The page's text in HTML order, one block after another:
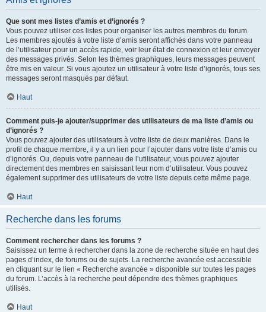
Que sont mes listes d’amis et d’ignorés ?
Vous pouvez utiliser ces listes pour organiser les autres membres du forum.
Les membres ajoutés à votre liste d’amis seront affichés dans votre panneau
de l’utilisateur pour un accès rapide, voir leur état de connexion et leur envoyer
des messages privés. Selon les thèmes graphiques, leurs messages peuvent
être mis en valeur. Si vous ajoutez un utilisateur à votre liste d’ignorés, tous ses
messages seront masqués par défaut.
Haut
Comment puis-je ajouter/supprimer des utilisateurs de ma liste d’amis ou
d’ignorés ?
Vous pouvez ajouter des utilisateurs à votre liste de deux manières. Dans le
profil de chaque membre, il y a un lien pour l’ajouter dans votre liste d’amis ou
d’ignorés. Ou, depuis votre panneau de l’utilisateur, vous pouvez ajouter
directement des membres en saisissant leur nom d’utilisateur. Vous pouvez
également supprimer des utilisateurs de votre liste depuis cette même page.
Haut
Recherche dans les forums
Comment rechercher dans les forums ?
Saisissez un terme à rechercher dans la zone de recherche située en haut des
pages d’index, de forums ou de sujets. La recherche avancée est accessible
en cliquant sur le lien « Recherche avancée » disponible sur toutes les pages
du forum. L’accès à la recherche peut dépendre des thèmes graphiques
utilisés.
Haut